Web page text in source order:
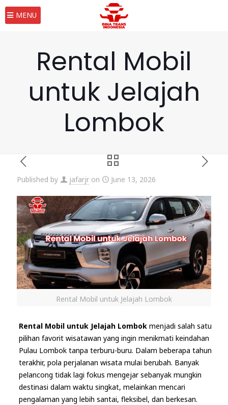
MENU
Rental Mobil
untuk Jelajah
Lombok
Published by jafarjr on June 13, 2026
Rental Mobil untuk Jelajah Lombok
Rental Mobil untuk Jelajah Lombokmenjadi salah satu
pilihan favorit wisatawan yang ingin menikmati keindahan
Pulau Lombok tanpa terburu-buru. Dalam beberapa tahun
terakhir, pola perjalanan wisata mulai berubah. Banyak
pelancong tidak lagi fokus mengejar sebanyak mungkin
destinasi dalam waktu singkat, melainkan mencari
pengalaman yang lebih santai, fleksibel, dan berkesan.